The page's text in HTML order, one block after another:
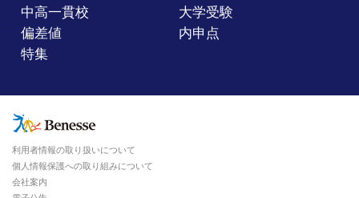
中高一貫校
大学受験
偏差値
内申点
特集
利用者情報の取り扱いについて
個人情報保護への取り組みについて
会社案内